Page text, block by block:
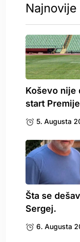
Najnovije
Koševo nije
start
5. Augusta
Šta se
Sergej.
6. Augusta